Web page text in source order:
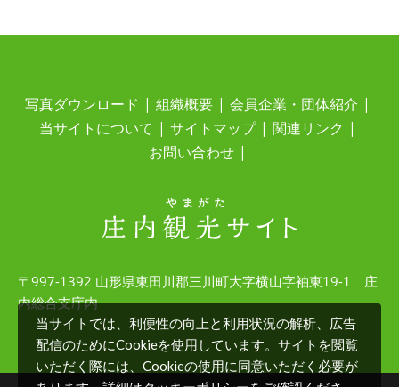
写真ダウンロード 組織概要
会員企業・団体紹介
当サイトについて
サイトマップ
関連リンク
お問い合わせ
〒997-1392 山形県東田川郡三川町大字横山字袖東19-1 庄
内総合支庁内
当サイトでは、利便性の向上と利用状況の解析、広告
配信のためにCookieを使用しています。サイトを閲覧
いただく際には、Cookieの使用に同意いただく必要が